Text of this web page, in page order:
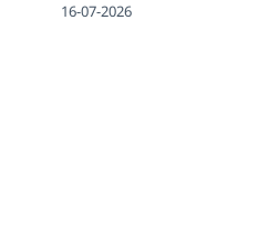
16-07-2026